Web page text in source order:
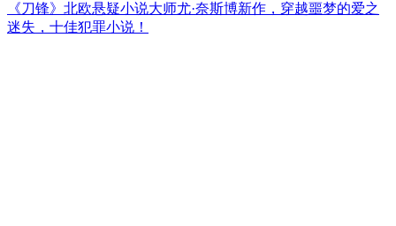
《刀锋》北欧悬疑小说大师尤·奈斯博新作，穿越噩梦的爱之
迷失，十佳犯罪小说！